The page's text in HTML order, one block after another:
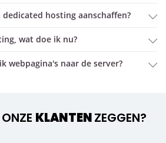
dedicated hosting aanschaffen?
wat doe ik nu?
webpagina's naar de server?
KLANTENZEGGEN?